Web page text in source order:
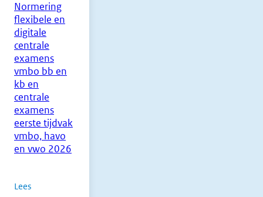
Normering
flexibele en
digitale
centrale
examens
vmbo bb en
kb en
centrale
examens
eerste tijdvak
vmbo, havo
en vwo 2026
Lees